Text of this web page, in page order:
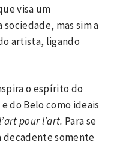
visa um
mas sim a
artista, ligando
o espírito do
do Belo como ideais
pour l’art. Para se
decadente somente